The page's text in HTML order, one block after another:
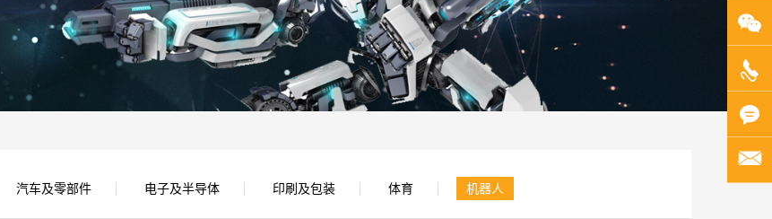
汽车及零部件 电子及半导体 印刷及包装 体育 机器人